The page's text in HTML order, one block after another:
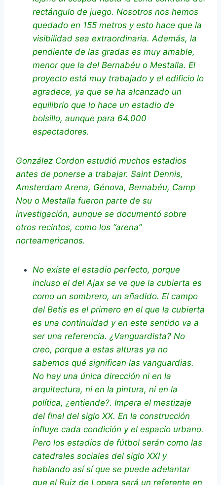
rectángulo de juego. Nosotros nos hemos
quedado en 155 metros y esto hace que la
visibilidad sea extraordinaria. Además, la
pendiente de las gradas es muy amable,
menor que la del Bernabéu o Mestalla. El
proyecto está muy trabajado y el edificio lo
agradece, ya que se ha alcanzado un
equilibrio que lo hace un estadio de
bolsillo, aunque para 64.000
espectadores.
González Cordon estudió muchos estadios
antes de ponerse a trabajar. Saint Dennis,
Amsterdam Arena, Génova, Bernabéu, Camp
Nou o Mestalla fueron parte de su
investigación, aunque se documentó sobre
otros recintos, como los “arena”
norteamericanos.
No existe el estadio perfecto, porque
incluso el del Ajax se ve que la cubierta es
como un sombrero, un añadido. El campo
del Betis es el primero en el que la cubierta
es una continuidad y en este sentido va a
ser una referencia. ¿Vanguardista? No
creo, porque a estas alturas ya no
sabemos qué significan las vanguardias.
No hay una única dirección ni en la
arquitectura, ni en la pintura, ni en la
política, ¿entiende?. Impera el mestizaje
del final del siglo XX. En la construcción
influye cada condición y el espacio urbano.
Pero los estadios de fútbol serán como las
catedrales sociales del siglo XXI y
hablando así sí que se puede adelantar
que el Ruiz de Lopera será un referente en